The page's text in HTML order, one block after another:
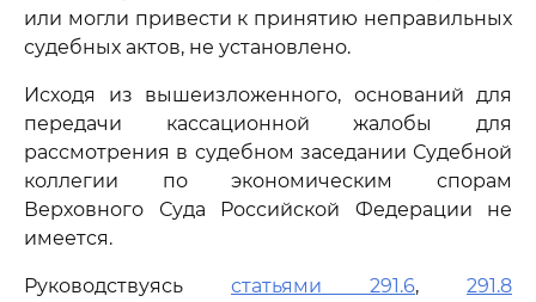
или могли привести к принятию неправильных
судебных актов, не установлено.
Исходя из вышеизложенного, оснований для
передачи кассационной жалобы для
рассмотрения в судебном заседании Судебной
коллегии по экономическим спорам
Верховного Суда Российской Федерации не
имеется.
Руководствуясь статьями 291.6, 291.8